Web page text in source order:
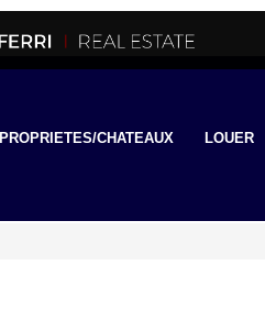
PROPRIETES/CHATEAUX LOUER